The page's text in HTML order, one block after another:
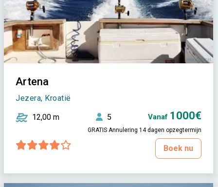
Artena
Jezera, Kroatië
12,00 m 5 Vanaf 1000€
GRATIS Annulering 14 dagen opzegtermijn
Boek nu